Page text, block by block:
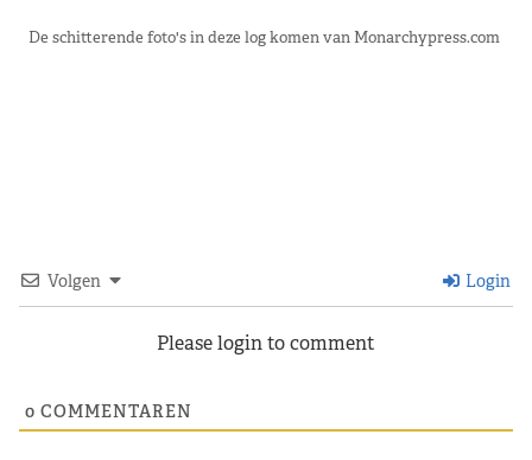
De schitterende foto's in deze log komen van Monarchypress.com
Volgen Login
Please login to comment
0 COMMENTAREN